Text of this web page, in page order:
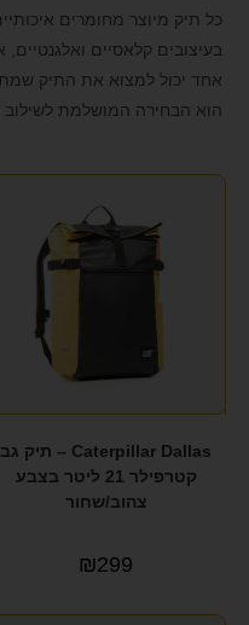
font_download סמן קישורים
כל תיק מיוצר מחומרים
בעיצובים קלאסיים
אחד יכול למצוא את התיק
הוא הבחירה המושלמת לשילוב
Caterpillar Dallas – תיק גב
קטרפילר 21 ליטר בצבע
צהוב/שחור
₪299
GUESS (1)
KAPTEN&SON(5)
KISS Whale
LEE COOPER
PEPE JANES
SAMSONITE
SOLO(1)